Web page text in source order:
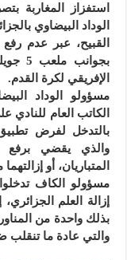
استفزاز المغاربة
الوداد البيضاوي
القبيح، عبر عدم
الإفريقي لكرة القدم.
مسؤولو الوداد
الكاتب العام
بالتدخل لفرض
والذي يقضي برفع
المتباريان، أو إزالتهما
مسؤولو الكاف
إزالة العلم
بذلك واحدة من
والتي عادة ما تنقلب